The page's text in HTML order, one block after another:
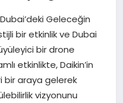
Dubai’deki Geleceğin
bir etkinlik ve Dubai
bir drone
etkinlikte, Daikin’in
bir araya gelerek
vizyonunu